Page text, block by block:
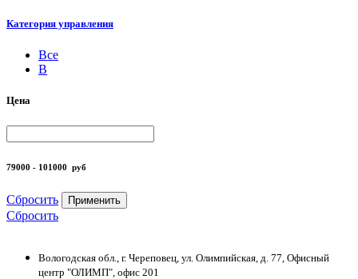
Категория управления
Все
B
Цена
79000 - 101000 руб
Сбросить Применить
Сбросить
Вологодская обл., г. Череповец, ул. Олимпийская, д. 77, Офисный
центр "ОЛИМП", офис 201